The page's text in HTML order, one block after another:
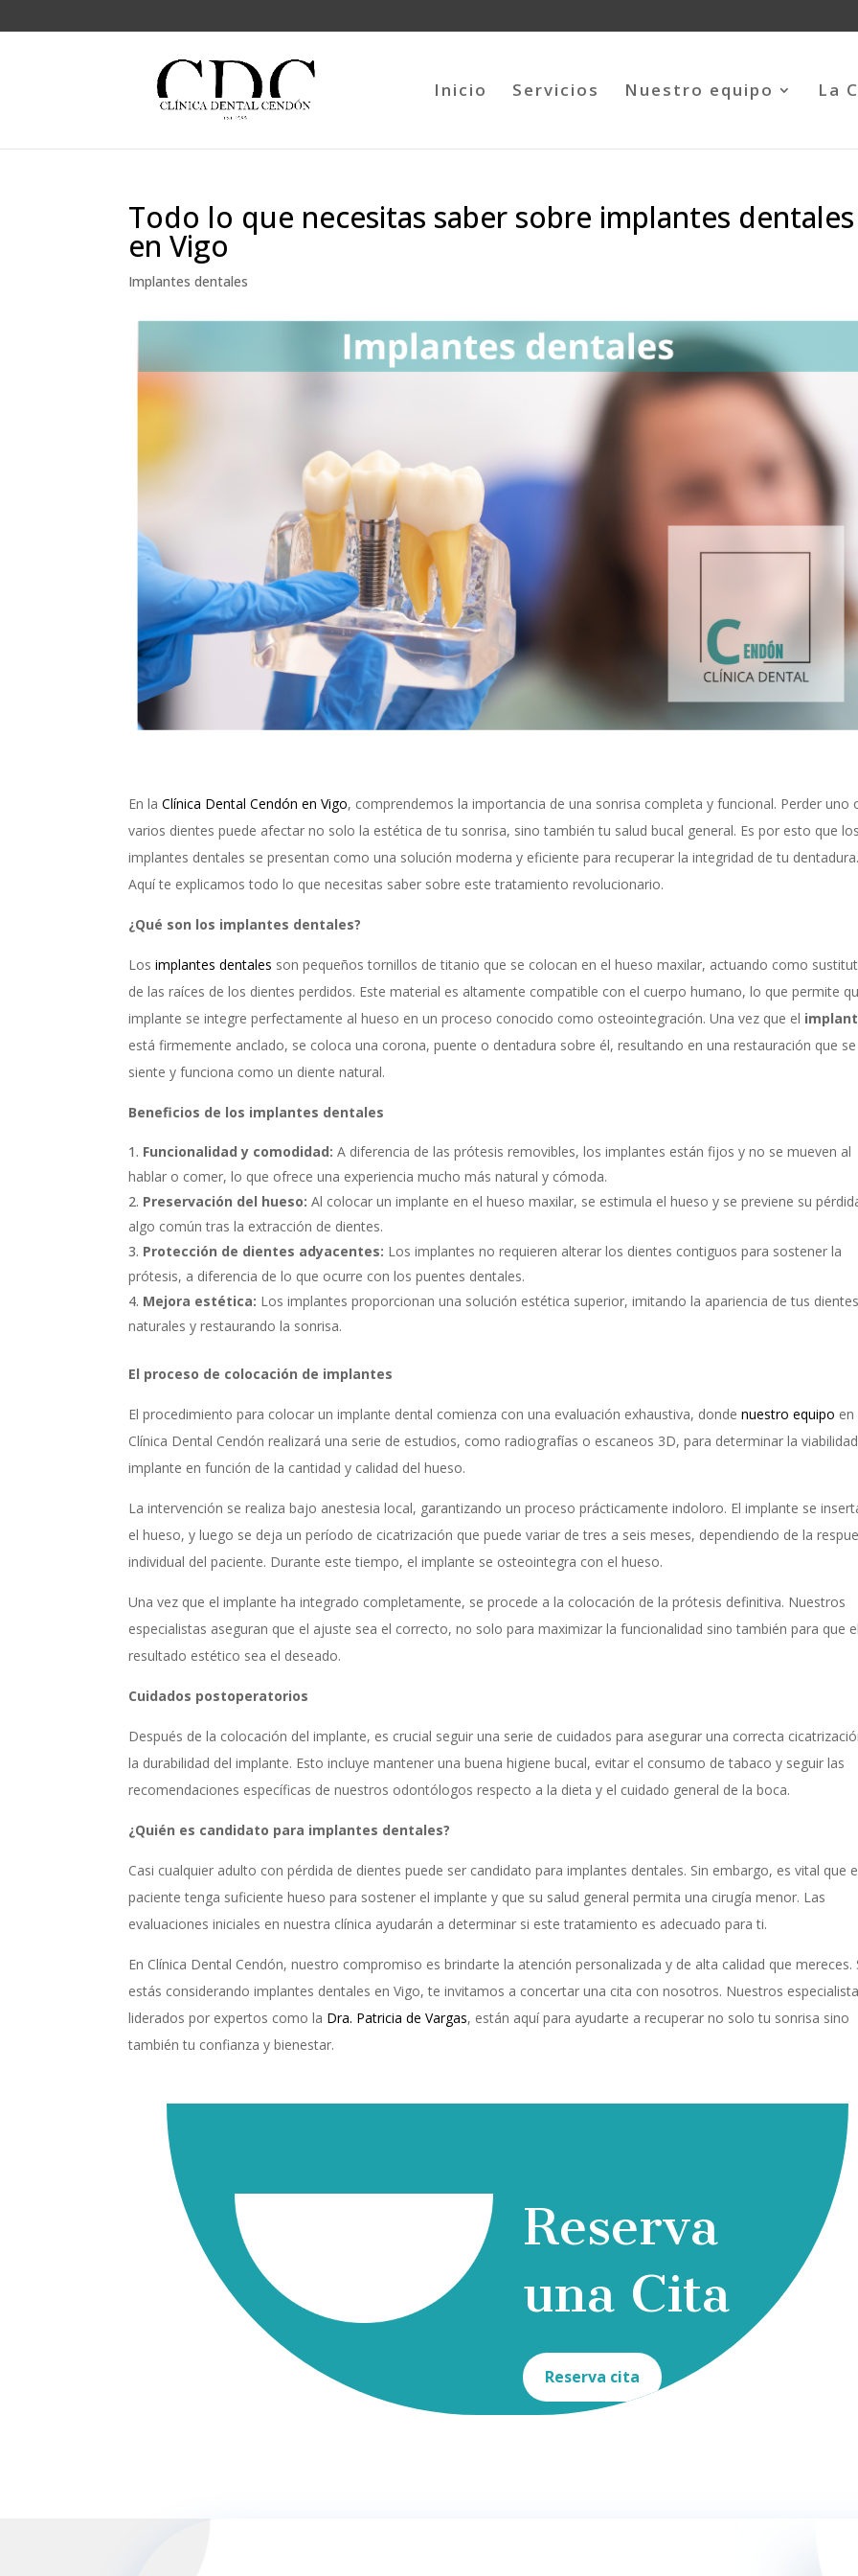
Inicio Servicios Nuestro equipo La
Todo lo que necesitas saber sobre implantes dentales
en Vigo
Implantes dentales
En laClínica Dental Cendón en Vigo, comprendemos la importancia de una sonrisa completa y funcional. Perder uno
varios dientes puede afectar no solo la estética de tu sonrisa, sino también tu salud bucal general. Es por esto que los
implantes dentales se presentan como una solución moderna y eficiente para recuperar la integridad de tu dentadura.
Aquí te explicamos todo lo que necesitas saber sobre este tratamiento revolucionario.
¿Qué son los implantes dentales?
Losimplantes dentales son pequeños tornillos de titanio que se colocan en el hueso maxilar, actuando como
de las raíces de los dientes perdidos. Este material es altamente compatible con el cuerpo humano, lo que permite
implante se integre perfectamente al hueso en un proceso conocido como osteointegración. Una vez que el
está firmemente anclado, se coloca una corona, puente o dentadura sobre él, resultando en una restauración que se
siente y funciona como un diente natural.
Beneficios de los implantes dentales
Funcionalidad y comodidad: A diferencia de las prótesis removibles, los implantes están fijos y no se mueven al
hablar o comer, lo que ofrece una experiencia mucho más natural y cómoda.
Preservación del hueso: Al colocar un implante en el hueso maxilar, se estimula el hueso y se previene su
algo común tras la extracción de dientes.
Protección de dientes adyacentes: Los implantes no requieren alterar los dientes contiguos para sostener la
prótesis, a diferencia de lo que ocurre con los puentes dentales.
Mejora estética: Los implantes proporcionan una solución estética superior, imitando la apariencia de tus dientes
naturales y restaurando la sonrisa.
El proceso de colocación de implantes
El procedimiento para colocar un implante dental comienza con una evaluación exhaustiva, dondenuestro equipo en
Clínica Dental Cendón realizará una serie de estudios, como radiografías o escaneos 3D, para determinar la
implante en función de la cantidad y calidad del hueso.
La intervención se realiza bajo anestesia local, garantizando un proceso prácticamente indoloro. El implante se
el hueso, y luego se deja un período de cicatrización que puede variar de tres a seis meses, dependiendo de la
individual del paciente. Durante este tiempo, el implante se osteointegra con el hueso.
Una vez que el implante ha integrado completamente, se procede a la colocación de la prótesis definitiva. Nuestros
especialistas aseguran que el ajuste sea el correcto, no solo para maximizar la funcionalidad sino también para que el
resultado estético sea el deseado.
Cuidados postoperatorios
Después de la colocación del implante, es crucial seguir una serie de cuidados para asegurar una correcta
la durabilidad del implante. Esto incluye mantener una buena higiene bucal, evitar el consumo de tabaco y seguir las
recomendaciones específicas de nuestros odontólogos respecto a la dieta y el cuidado general de la boca.
¿Quién es candidato para implantes dentales?
Casi cualquier adulto con pérdida de dientes puede ser candidato para implantes dentales. Sin embargo, es vital que
paciente tenga suficiente hueso para sostener el implante y que su salud general permita una cirugía menor. Las
evaluaciones iniciales en nuestra clínica ayudarán a determinar si este tratamiento es adecuado para ti.
En Clínica Dental Cendón, nuestro compromiso es brindarte la atención personalizada y de alta calidad que mereces.
estás considerando implantes dentales en Vigo, te invitamos a concertar una cita con nosotros. Nuestros
liderados por expertos como la Dra. Patricia de Vargas, están aquí para ayudarte a recuperar no solo tu sonrisa sino
también tu confianza y bienestar.
Reserva
una Cita
Reserva cita